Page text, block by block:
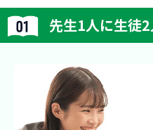
先生1人に生徒